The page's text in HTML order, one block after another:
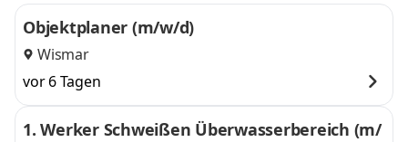
Objektplaner (m/w/d)
Wismar
vor 6 Tagen
1. Werker Schweißen Überwasserbereich (m/